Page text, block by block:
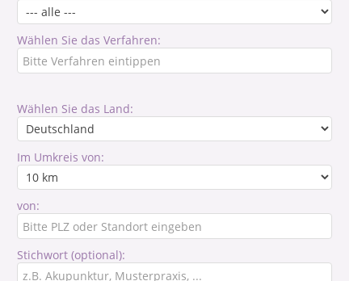
Wählen Sie das Verfahren:
Wählen Sie das Land:
Im Umkreis von:
von:
Stichwort (optional):